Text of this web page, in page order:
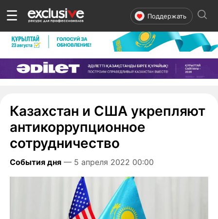
☰ Поддержать
Казахстан и США укрепляют
антикоррупционное
сотрудничество
События дня — 5 апреля 2022 00:00